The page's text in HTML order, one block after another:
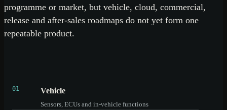
programme or market, but vehicle, cloud, commercial,
release and after-sales roadmaps do not yet form one
repeatable product.
01 Vehicle
Sensors, ECUs and in-vehicle functions